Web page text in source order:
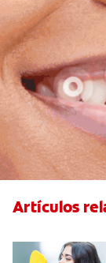
Artículos